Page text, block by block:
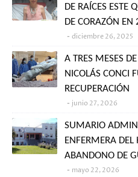
DE RAÍCES ESTE
DE CORAZÓN EN
diciembre 26, 2025
A TRES MESES
NICOLÁS CONCI
RECUPERACIÓN
junio 27, 2026
SUMARIO
ENFERMERA DEL
ABANDONO DE
mayo 22, 2026